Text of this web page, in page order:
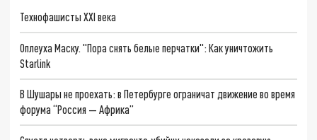
Технофашисты XXI века
Оплеуха Маску. "Пора снять белые перчатки": Как уничтожить
Starlink
В Шушары не проехать: в Петербурге ограничат движение во время
форума “Россия — Африка”